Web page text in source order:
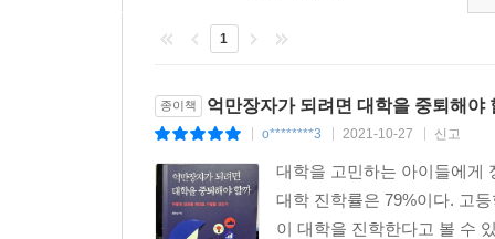
날씨에 따라 대통령이 달라질까 / 기압계 수은주
4 어떤 관계를 인과로 만드는 것은 무엇인가
과학과 엔지니어링 사이에는 어떤 관점의 차이가
5 흡연이 폐암의 원인이 아닐 수 있을까
무작위대조시험으로 인과를 판단할 수 있을까 /
1
종이책 억만장자가 되려면 대학을 중퇴해야
o********3 2021-10-27 신고
대학을 고민하는 아이들에게
대학 진학률은 79%이다. 고
이 대학을 진학한다고 볼 수